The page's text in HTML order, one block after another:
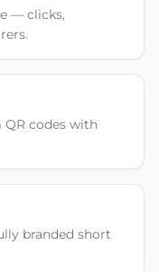
— clicks,
codes with
branded short